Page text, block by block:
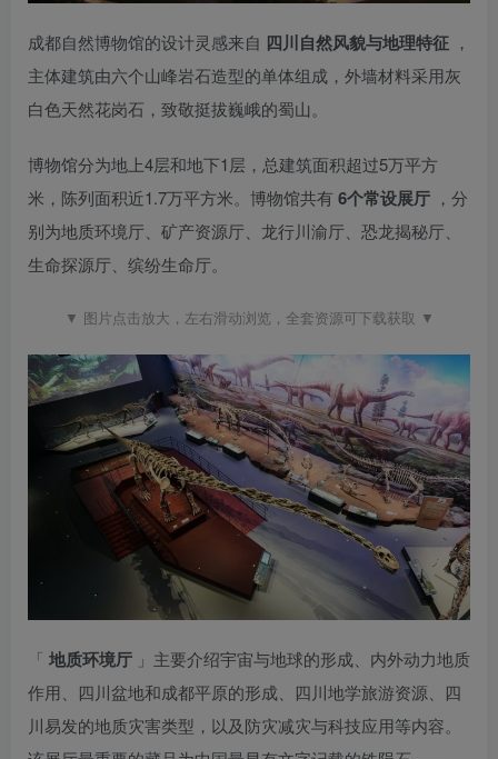
成都自然博物馆的设计灵感来自 四川自然风貌与地理特征 ，
主体建筑由六个山峰岩石造型的单体组成，外墙材料采用灰
白色天然花岗石，致敬挺拔巍峨的蜀山。
博物馆分为地上4层和地下1层，总建筑面积超过5万平方
米，陈列面积近1.7万平方米。博物馆共有6个常设展厅 ，分
别为地质环境厅、矿产资源厅、龙行川渝厅、恐龙揭秘厅、
生命探源厅、缤纷生命厅。
▼ 图片点击放大，左右滑动浏览，全套资源可下载获取 ▼
「 地质环境厅 」主要介绍宇宙与地球的形成、内外动力地质
作用、四川盆地和成都平原的形成、四川地学旅游资源、四
川易发的地质灾害类型，以及防灾减灾与科技应用等内容。